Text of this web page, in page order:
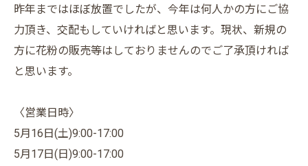
昨年まではほぼ放置でしたが、今年は何人かの方にご協
力頂き、交配もしていければと思います。現状、新規の
方に花粉の販売等はしておりませんのでご了承頂ければ
と思います。
〈営業日時〉
5月16日(土)9:00-17:00
5月17日(日)9:00-17:00